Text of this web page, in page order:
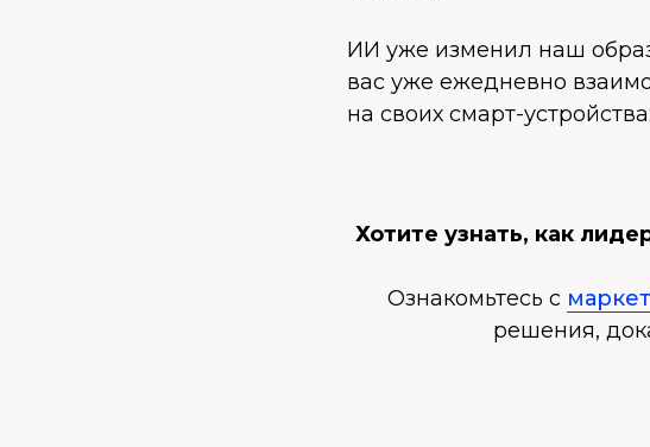
ИИ уже изменил наш
вас уже ежедневно
на своих смарт-
Хотите узнать, как
Ознакомьтесь с
решения,